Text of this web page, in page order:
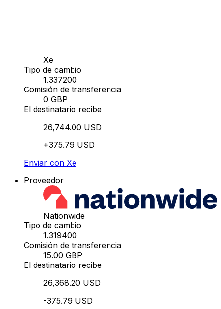
Xe
Tipo de cambio
1.337200
Comisión de transferencia
0 GBP
El destinatario recibe
26,744.00 USD
+375.79 USD
Enviar con Xe
Proveedor
Nationwide
Tipo de cambio
1.319400
Comisión de transferencia
15.00 GBP
El destinatario recibe
26,368.20 USD
-375.79 USD